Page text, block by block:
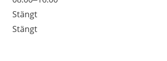
Stängt
Stängt